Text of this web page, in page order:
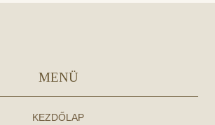
MENÜ
KEZDŐLAP